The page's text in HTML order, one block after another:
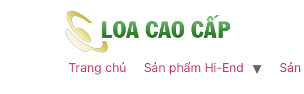
Trang chủ Sản phẩm Hi-End